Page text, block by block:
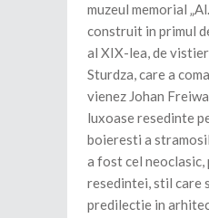
muzeul memorial
construit in primul
al XIX-lea, de
Sturdza, care a
vienez Johan
luxoase resedinte
boieresti a
a fost cel neoclasic,
resedintei, stil care
predilectie in